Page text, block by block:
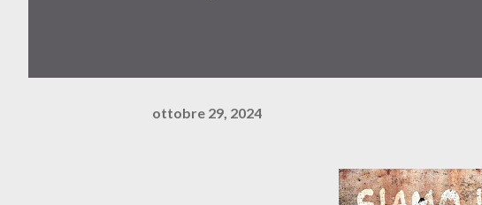
ottobre 29, 2024